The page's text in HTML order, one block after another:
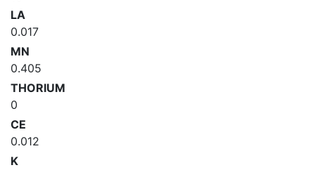
LA
0.017
MN
0.405
THORIUM
0
CE
0.012
K